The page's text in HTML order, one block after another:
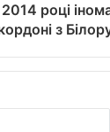
році
з